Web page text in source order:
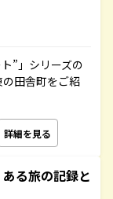
”」シリーズの
田舎町をご紹
詳細を見る
る旅の記録と